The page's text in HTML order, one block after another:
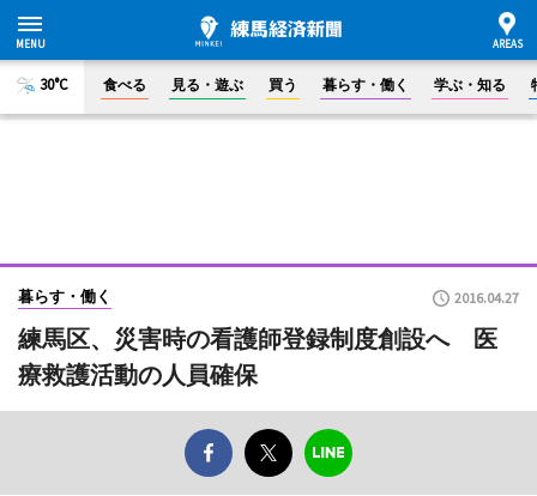
30°C 食べる 見る・遊ぶ 買う 暮らす・働く 学ぶ・知る
暮らす・働く 2016.04.27
練馬区、災害時の看護師登録制度創設へ 医
療救護活動の人員確保